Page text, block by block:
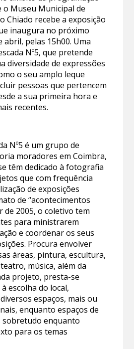
o Museu Municipal de
Chiado recebe a exposição
inaugura no próximo
abril, pelas 15h00. Uma
Nº5, que pretende
diversidade de expressões
o seu amplo leque
pessoas que pertencem
a sua primeira hora e
recentes.
Nº5 é um grupo de
moradores em Coimbra,
têm dedicado à fotografia
que com frequência
de exposições
de “acontecimentos
de 2005, o coletivo tem
para ministrarem
e coordenar os seus
Procura envolver
áreas, pintura, escultura,
música, além da
projeto, presta-se
escolha do local,
espaços, mais ou
enquanto espaços de
enquanto
para os temas